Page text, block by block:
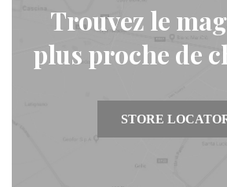
Trouvez le
plus proche de
STORE